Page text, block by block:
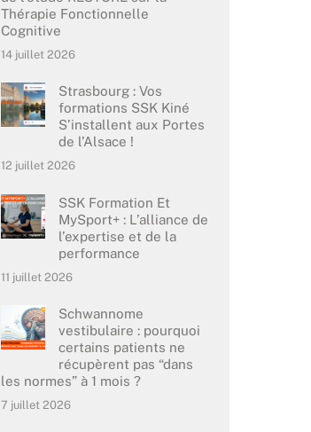
Thérapie Fonctionnelle
Cognitive
14 juillet 2026
Strasbourg : Vos
formations SSK Kiné
S’installent aux Portes
de l’Alsace !
12 juillet 2026
SSK Formation Et
MySport+ : L’alliance de
l’expertise et de la
performance
11 juillet 2026
Schwannome
vestibulaire : pourquoi
certains patients ne
récupèrent pas “dans
les normes” à 1 mois ?
7 juillet 2026